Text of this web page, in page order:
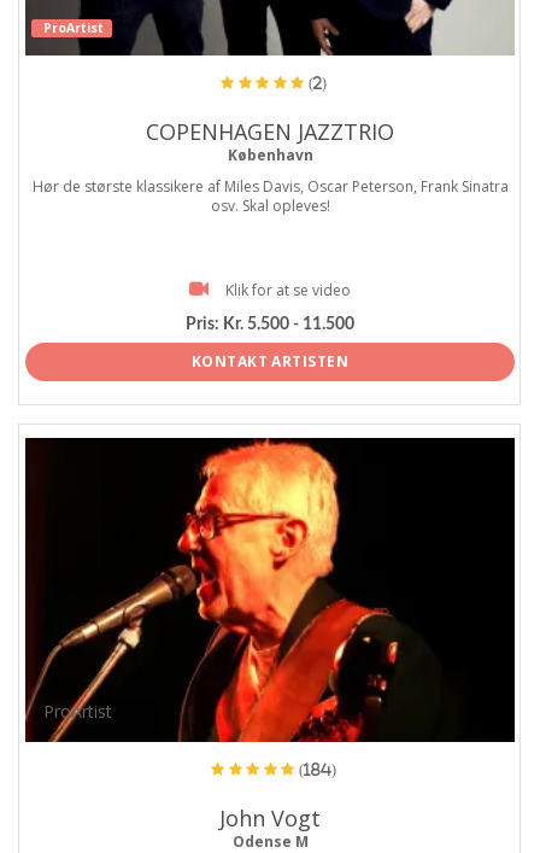
ProArtist
(2)
COPENHAGEN JAZZTRIO
København
Hør de største klassikere af Miles Davis, Oscar Peterson, Frank Sinatra
osv. Skal opleves!
Klik for at se video
Pris: Kr. 5.500 - 11.500
KONTAKT ARTISTEN
ProArtist
(184)
John Vogt
Odense M